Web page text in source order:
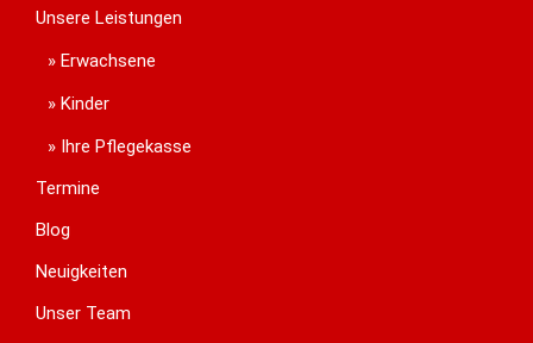
Unsere Leistungen
Erwachsene
Kinder
Ihre Pflegekasse
Termine
Blog
Neuigkeiten
Unser Team